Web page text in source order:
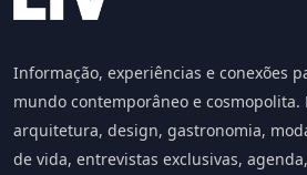
Informação, experiências e conexões
mundo contemporâneo e
arquitetura, design, gastronomia,
de vida, entrevistas exclusivas,